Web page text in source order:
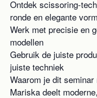
Ontdek scissoring-
ronde en elegante vorm
Werk met precisie en
modellen
Gebruik de juiste
juiste techniek
Waarom je dit
Mariska deelt